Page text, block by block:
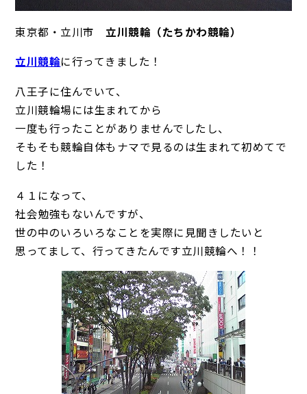
東京都・立川市 立川競輪（たちかわ競輪）
立川競輪に行ってきました！
八王子に住んでいて、
立川競輪場には生まれてから
一度も行ったことがありませんでしたし、
そもそも競輪自体もナマで見るのは生まれて初めてで
した！
４１になって、
社会勉強もないんですが、
世の中のいろいろなことを実際に見聞きしたいと
思ってまして、行ってきたんです立川競輪へ！！